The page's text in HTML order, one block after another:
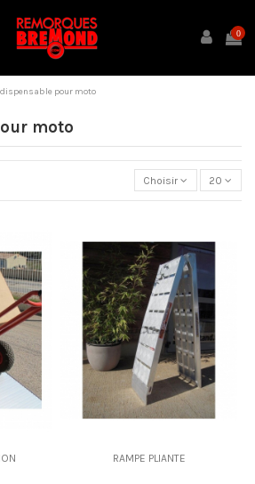
0
pour moto
moto
Choisir 20
RAMPE PLIANTE